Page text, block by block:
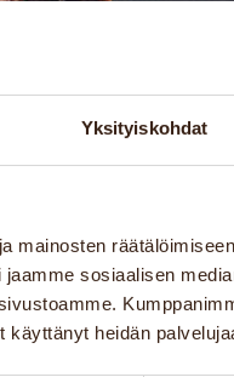
Yksityiskohdat
mainosten
sosiaalisen
käyttänyt heidän
,